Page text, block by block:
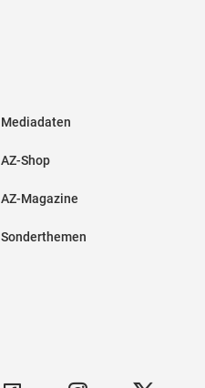
Mediadaten
AZ-Shop
AZ-Magazine
Sonderthemen